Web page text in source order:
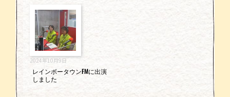
2024年10月9日
レインボータウンFMに出演
しました